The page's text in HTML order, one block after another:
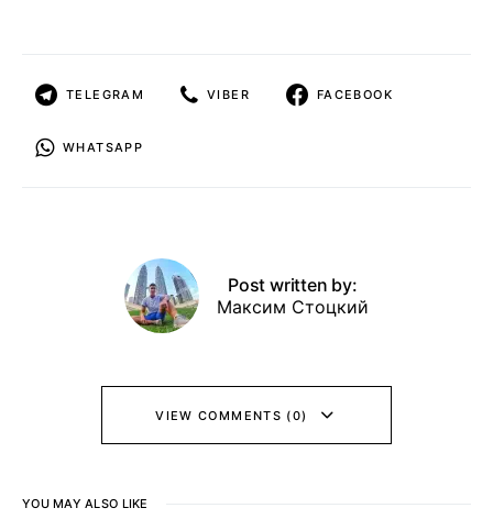
TELEGRAM VIBER FACEBOOK
WHATSAPP
Post written by:
Максим Стоцкий
VIEW COMMENTS (0)
YOU MAY ALSO LIKE